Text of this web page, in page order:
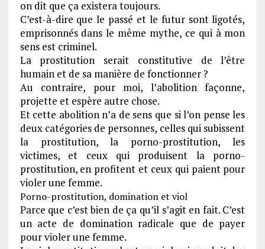
on dit que ça existera toujours.
C’est-à-dire que le passé et le futur sont ligotés,
emprisonnés dans le même mythe, ce qui à mon
sens est criminel.
La prostitution serait constitutive de l’être
humain et de sa manière de fonctionner ?
Au contraire, pour moi, l’abolition façonne,
projette et espère autre chose.
Et cette abolition n’a de sens que si l’on pense les
deux catégories de personnes, celles qui subissent
la prostitution, la porno-prostitution, les
victimes, et ceux qui produisent la porno-
prostitution, en profitent et ceux qui paient pour
violer une femme.
Porno-prostitution, domination et viol
Parce que c’est bien de ça qu’il s’agit en fait. C’est
un acte de domination radicale que de payer
pour violer une femme.